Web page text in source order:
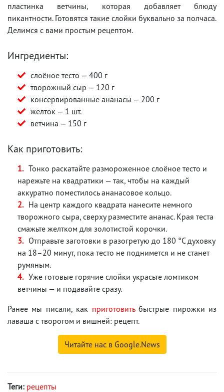
пластинка ветчины, которая добавляет блюду
пикантности. Готовятся такие слойки буквально за полчаса.
Делимся с вами простым рецептом.
Ингредиенты:
слоёное тесто — 400 г
творожный сыр — 120 г
консервированные ананасы — 200 г
желток — 1 шт.
ветчина — 150 г
Как приготовить:
Тонко раскатайте размороженное слоёное тесто и
нарежьте на квадратики — так, чтобы на каждый
аккуратно поместилось ананасовое кольцо.
На центр каждого квадрата нанесите немного
творожного сыра, сверху разместите ананас. Края теста
смажьте желтком для золотистой корочки.
Отправьте заготовки в разогретую до 180 °C духовку
на 18–20 минут, пока тесто не поднимется и не станет
румяным.
Уже готовые горячие слойки украсьте ломтиком
ветчины — и подавайте сразу.
Ранее мы писали, как приготовитьбыстрые пирожки из
лаваша с творогом и вишней: рецепт.
Читайте нас в Google.News
Теги: рецепты